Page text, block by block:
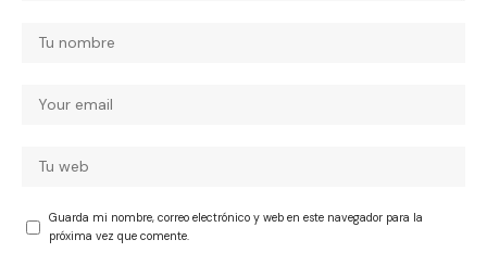
Guarda mi nombre, correo electrónico y web en este navegador para la
próxima vez que comente.